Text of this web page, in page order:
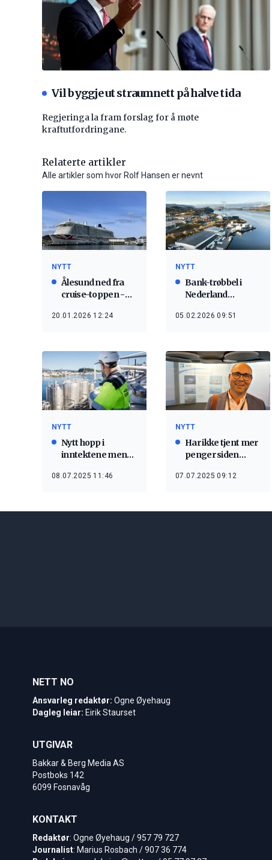
Vil byggje ut straumnett på halve tida
Regjeringa la fram forslag for å møte
kraftutfordringane.
Relaterte artikler
Alle artikler som hvor Rolf Hansen er nevnt
NYTT
Ålesund ned fra
cruise-toppen -
rekordbesøk i
20.01.2026 12:24
NYTT
Bank-trøbbel i
Nederland
selskap
05.02.2026 09:51
NYTT
Nytt hopp i
inntektene mens
nærmer seg
08.07.2025 11:46
NYTT
Har ikke tjent mer
penger siden
07.07.2025 09:12
NETT NO
Ansvarleg redaktør: Ogne Øyehaug
Dagleg leiar: Eirik Staurset
UTGIVAR
Bakkar & Berg Media AS
Postboks 142
6099 Fosnavåg
KONTAKT
Redaktør: Ogne Øyehaug / 957 79 727
Journalist: Marius Rosbach / 907 36 774